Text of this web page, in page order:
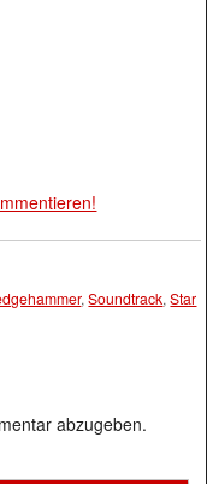
,Soundtrack,Star
abzugeben.